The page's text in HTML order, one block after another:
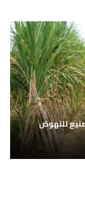
للنهوض